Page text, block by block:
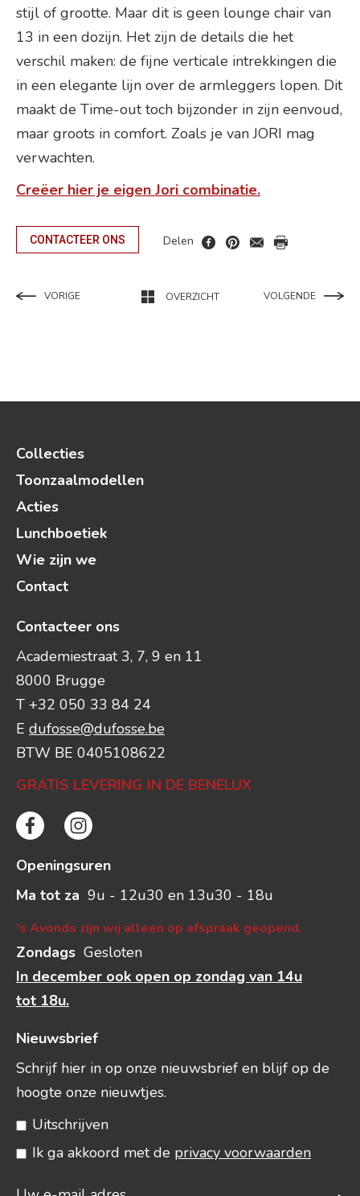
stijl of grootte. Maar dit is geen lounge chair van
13 in een dozijn. Het zijn de details die het
verschil maken: de fijne verticale intrekkingen die
in een elegante lijn over de armleggers lopen. Dit
maakt de Time-out toch bijzonder in zijn eenvoud,
maar groots in comfort. Zoals je van JORI mag
verwachten.
Creëer hier je eigen Jori combinatie.
CONTACTEER ONS Delen
VORIGE OVERZICHT VOLGENDE
Collecties
Toonzaalmodellen
Acties
Lunchboetiek
Wie zijn we
Contact
Contacteer ons
Academiestraat 3, 7, 9 en 11
8000 Brugge
T +32 050 33 84 24
E dufosse@dufosse.be
BTW BE 0405108622
GRATIS LEVERING IN DE BENELUX
Openingsuren
Ma tot za 9u - 12u30 en 13u30 - 18u
's Avonds zijn wij alleen op afspraak geopend.
Zondags Gesloten
In december ook open op zondag van 14u
tot 18u.
Nieuwsbrief
Schrijf hier in op onze nieuwsbrief en blijf op de
hoogte onze nieuwtjes.
Uitschrijven
Ik ga akkoord met de privacy voorwaarden